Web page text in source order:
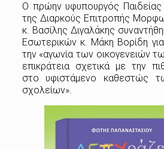
Ο πρώην υφυπουργός
της Διαρκούς Επιτροπής
κ. Βασίλης Διγαλάκης
Εσωτερικών κ. Μάκη Βορίδη
την «αγωνία των οικογενειών
επικράτεια σχετικά με την
στο υφιστάμενο καθεστώς
σχολείων».